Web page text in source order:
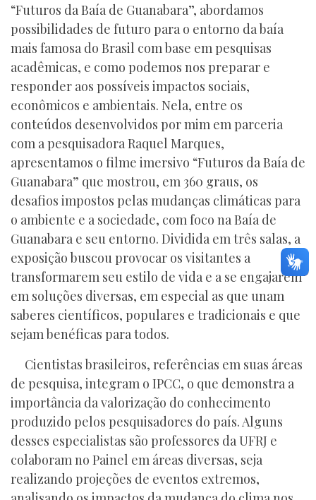
“Futuros da Baía de Guanabara”, abordamos
possibilidades de futuro para o entorno da baía
mais famosa do Brasil com base em pesquisas
acadêmicas, e como podemos nos preparar e
responder aos possíveis impactos sociais,
econômicos e ambientais. Nela, entre os
conteúdos desenvolvidos por mim em parceria
com a pesquisadora Raquel Marques,
apresentamos o filme imersivo “Futuros da Baía de
Guanabara” que mostrou, em 360 graus, os
desafios impostos pelas mudanças climáticas para
o ambiente e a sociedade, com foco na Baía de
Guanabara e seu entorno. Dividida em três salas, a
exposição buscou provocar os visitantes a
transformarem seu estilo de vida e a se engajarem
em soluções diversas, em especial as que unam
saberes científicos, populares e tradicionais e que
sejam benéficas para todos.
Cientistas brasileiros, referências em suas áreas
de pesquisa, integram o IPCC, o que demonstra a
importância da valorização do conhecimento
produzido pelos pesquisadores do país. Alguns
desses especialistas são professores da UFRJ e
colaboram no Painel em áreas diversas, seja
realizando projeções de eventos extremos,